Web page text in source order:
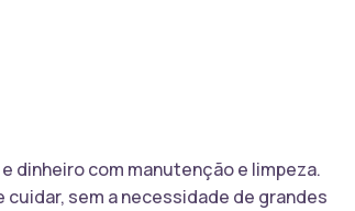
dinheiro com manutenção e limpeza.
sem a necessidade de grandes